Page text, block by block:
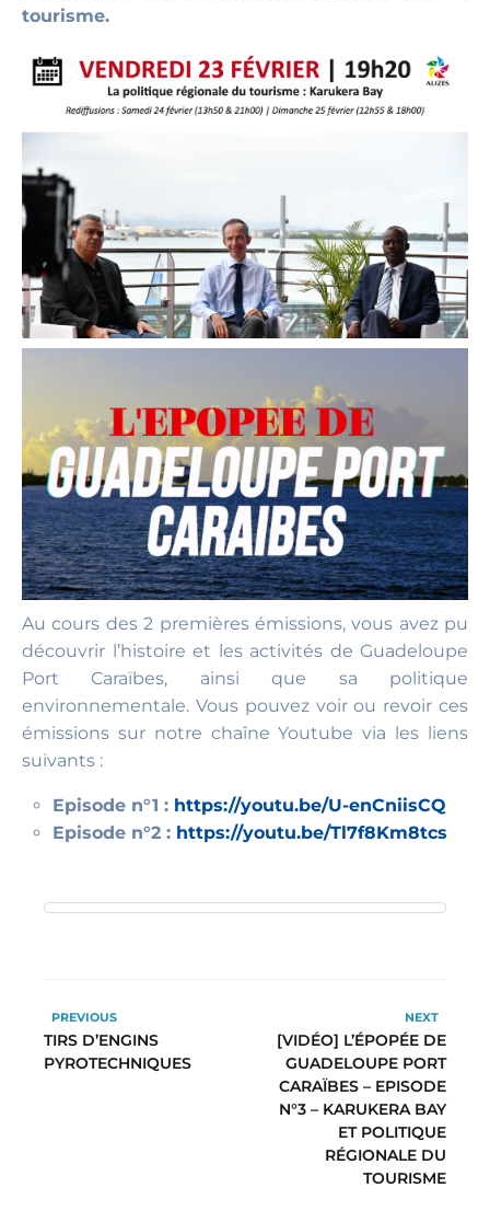
tourisme.
Au cours des 2 premières émissions, vous avez pu
découvrir l’histoire et les activités de Guadeloupe
Port Caraïbes, ainsi que sa politique
environnementale. Vous pouvez voir ou revoir ces
émissions sur notre chaîne Youtube via les liens
suivants :
Episode n°1 : https://youtu.be/U-enCniisCQ
Episode n°2 : https://youtu.be/Tl7f8Km8tcs
PREVIOUS
TIRS D’ENGINS
PYROTECHNIQUES
NEXT
[VIDÉO] L’ÉPOPÉE DE
GUADELOUPE PORT
CARAÏBES – EPISODE
N°3 – KARUKERA BAY
ET POLITIQUE
RÉGIONALE DU
TOURISME